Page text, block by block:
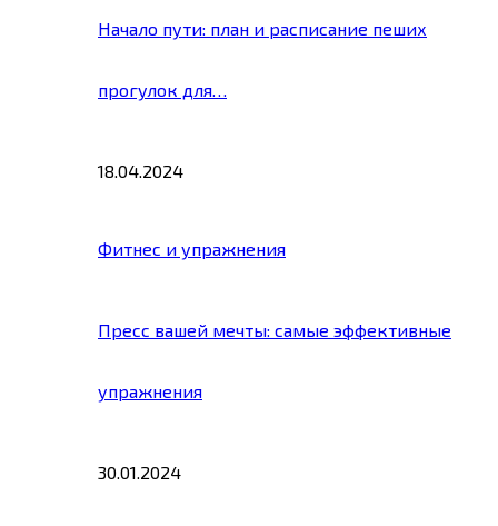
Начало пути: план и расписание пеших
прогулок для…
18.04.2024
Фитнес и упражнения
Пресс вашей мечты: самые эффективные
упражнения
30.01.2024